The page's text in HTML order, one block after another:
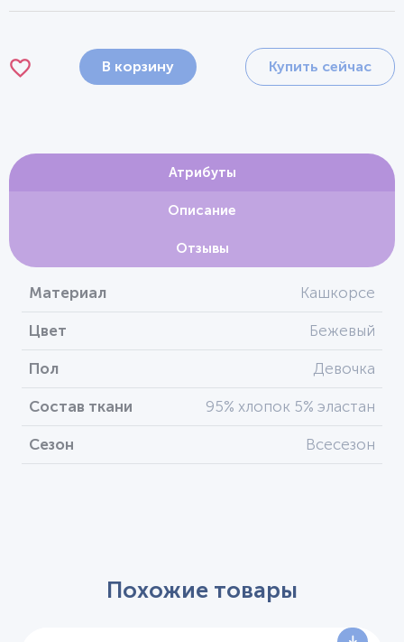
В корзину Купить сейчас
Атрибуты
Описание
Отзывы
Материал Кашкорсе
Цвет Бежевый
Пол Девочка
Состав ткани 95% хлопок 5% эластан
Сезон Всесезон
Похожие товары